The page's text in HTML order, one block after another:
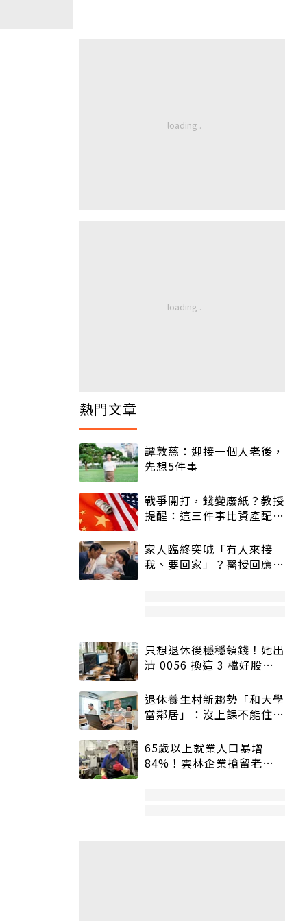
熱門文章
譚敦慈：迎接一個人老後，
先想5件事
戰爭開打，錢變廢紙？教授
提醒：這三件事比資產配置
家人臨終突喊「有人來接
我、要回家」？醫授回應方
只想退休後穩穩領錢！她出
清 0056 換這 3 檔好股：
退休養生村新趨勢「和大學
當鄰居」：沒上課不能住、
65歲以上就業人口暴增
84%！雲林企業搶留老員